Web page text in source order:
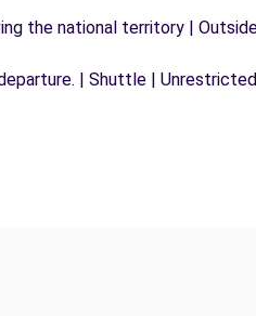
the national territory |
| Shuttle |